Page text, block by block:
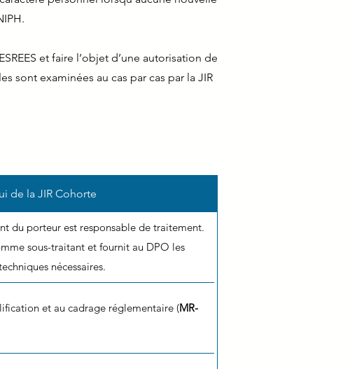
et faire l’objet d’une autorisation de
sont examinées au cas par cas par la JIR
de la JIR Cohorte
du porteur est responsable de traitement.
sous-traitant et fournit au DPO les
nécessaires.
et au cadrage réglementaire (MR-